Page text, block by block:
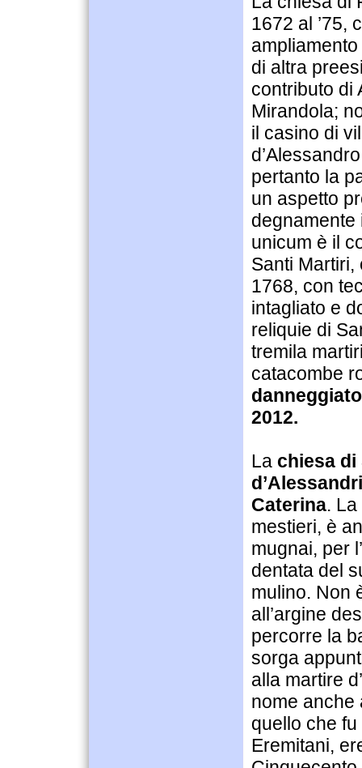
1672 al ’75,
di altra
contributo di
Mirandola;
il casino di
pertanto la
un aspetto
degnamente
unicum è il
Santi
1768, con
intagliato e
reliquie di
tremila
catacombe
2012.
La chiesa di
Caterina.
mestieri, è
mugnai, per
dentata del
mulino. Non
all’argine
percorre la
sorga
alla martire
nome anche
quello che
Eremitani,